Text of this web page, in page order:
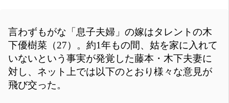
言わずもがな「息子夫婦」の嫁はタレントの木
下優樹菜（27）。約1年もの間、姑を家に入れて
いないという事実が発覚した藤本・木下夫妻に
対し、ネット上では以下のとおり様々な意見が
飛び交った。